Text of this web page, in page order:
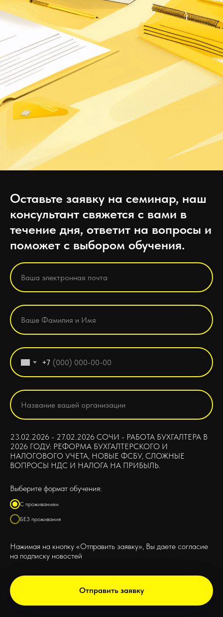
Оставьте заявку на семинар, наш
консультант свяжется с вами в
течение дня, ответит на вопросы и
поможет с выбором обучения.
+7
23.02.2026 - 27.02.2026 СОЧИ - РАБОТА БУХГАЛТЕРА В
2026 ГОДУ: РЕФОРМА БУХГАЛТЕРСКОГО И
НАЛОГОВОГО УЧЕТА, НОВЫЕ ФСБУ, СЛОЖНЫЕ
ВОПРОСЫ НДС И НАЛОГА НА ПРИБЫЛЬ.
Выберите формат обучения:
С проживанием
БЕЗ проживания
Нажимая на кнопку «Отправить заявку», Вы даете согласие
на подписку новостей
Отправить заявку